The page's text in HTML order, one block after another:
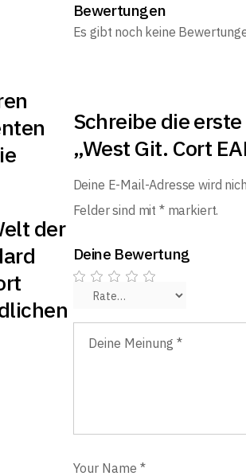
der
Bewertungen
Es gibt noch keine
Schreibe die
„West Git. Cort
Deine E-Mail-Adresse wird
Felder sind mit *markiert.
Deine Bewertung